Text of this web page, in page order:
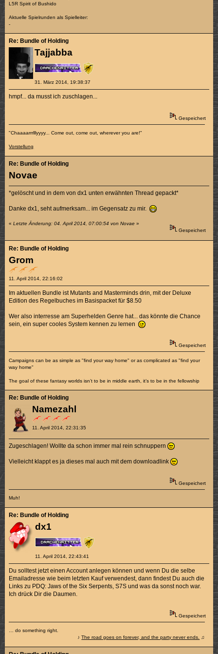
L5R Spirit of Bushido
Aktuelle Spielrunden als Spielleiter:
-
Tajjabba
31. März 2014, 19:38:37
Re: Bundle of Holding
hmpf... da musst ich zuschlagen...
Gespeichert
"Chaaaarrrlllyyyy... Come out, come out, wherever you are!"
Vorstellung
Novae
Re: Bundle of Holding
*gelöscht und in dem von dx1 unten erwähnten Thread gepackt*
Danke dx1, seht aufmerksam... im Gegensatz zu mir.
«Letzte Änderung: 04. April 2014, 07:00:54 von Novae »
Gespeichert
Grom
11. April 2014, 22:16:02
Re: Bundle of Holding
Im aktuellen Bundle ist Mutants and Masterminds drin, mit der Deluxe
Edition des Regelbuches im Basispacket für $8.50
Wer also interresse am Superhelden Genre hat... das könnte die Chance
sein, ein super cooles System kennen zu lernen
Gespeichert
Campaigns can be as simple as "find your way home" or as complicated as "find your
way home"
The goal of these fantasy worlds isn’t to be in middle earth, it’s to be in the fellowship
Namezahl
11. April 2014, 22:31:35
Re: Bundle of Holding
Zugeschlagen! Wollte da schon immer mal rein schnuppern
Vielleicht klappt es ja dieses mal auch mit dem downloadlink
Gespeichert
Muh!
dx1
11. April 2014, 22:43:41
Re: Bundle of Holding
Du solltest jetzt einen Account anlegen können und wenn Du die selbe
Emailadresse wie beim letzten Kauf verwendest, dann findest Du auch die
Links zu PDQ: Jaws of the Six Serpents, S7S und was da sonst noch war.
Ich drück Dir die Daumen.
Gespeichert
… do something right.
♪The road goes on forever, and the party never ends. ♫